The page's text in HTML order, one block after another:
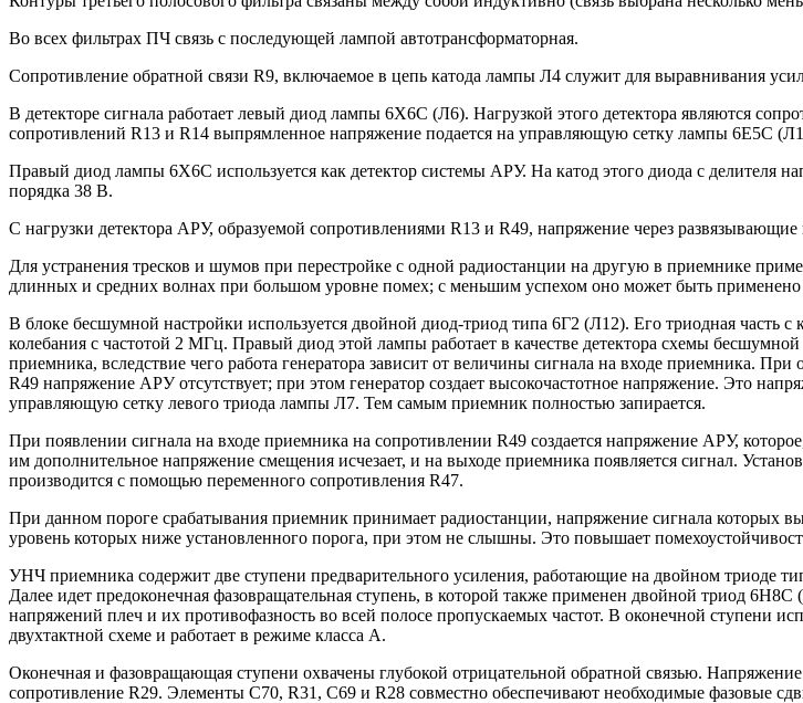
Во всех фильтрах ПЧ связь с последующей лампой автотрансформаторная.
Сопротивление обратной связи R9, включаемое в цепь катода лампы Л4 служит для выравнивания
В детекторе сигнала работает левый диод лампы 6Х6С (Л6). Нагрузкой этого детектора являются
сопротивлений R13 и R14 выпрямленное напряжение подается на управляющую сетку лампы 6Е5С
Правый диод лампы 6Х6С используется как детектор системы АРУ. На катод этого диода с делителя
порядка 38 В.
С нагрузки детектора АРУ, образуемой сопротивлениями R13 и R49, напряжение через
Для устранения тресков и шумов при перестройке с одной радиостанции на другую в приемнике
длинных и средних волнах при большом уровне помех; с меньшим успехом оно может быть
В блоке бесшумной настройки используется двойной диод-триод типа 6Г2 (Л12). Его триодная часть
колебания с частотой 2 МГц. Правый диод этой лампы работает в качестве детектора схемы
приемника, вследствие чего работа генератора зависит от величины сигнала на входе приемника.
R49 напряжение АРУ отсутствует; при этом генератор создает высокочастотное напряжение. Это
управляющую сетку левого триода лампы Л7. Тем самым приемник полностью запирается.
При появлении сигнала на входе приемника на сопротивлении R49 создается напряжение АРУ,
им дополнительное напряжение смещения исчезает, и на выходе приемника появляется сигнал.
производится с помощью переменного сопротивления R47.
При данном пороге срабатывания приемник принимает радиостанции, напряжение сигнала
уровень которых ниже установленного порога, при этом не слышны. Это повышает
УНЧ приемника содержит две ступени предварительного усиления, работающие на двойном триоде
Далее идет предоконечная фазовращательная ступень, в которой также применен двойной триод
напряжений плеч и их противофазность во всей полосе пропускаемых частот. В оконечной ступени
двухтактной схеме и работает в режиме класса А.
Оконечная и фазовращающая ступени охвачены глубокой отрицательной обратной связью.
сопротивление R29. Элементы C70, R31, C69 и R28 совместно обеспечивают необходимые фазовые